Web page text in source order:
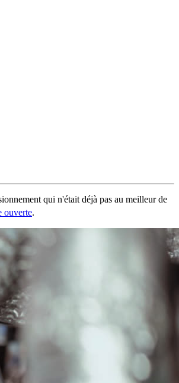
qui n'était déjà pas au meilleur de
ouverte.